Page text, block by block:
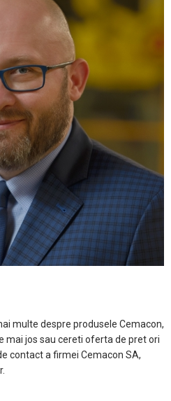
multe despre produsele Cemacon,
mai jos sau cereti oferta de pret ori
contact a firmei Cemacon SA,